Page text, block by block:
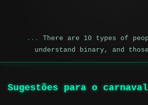
There are 10 types of
understand binary, and
Sugestões para o carnaval